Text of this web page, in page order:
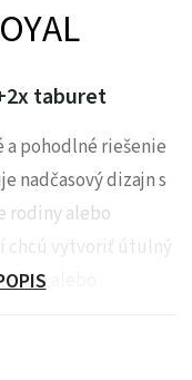
taburet
a pohodlné riešenie
nadčasový dizajn s
rodiny alebo
chcú vytvoriť útulný
alebo
doplnkom,